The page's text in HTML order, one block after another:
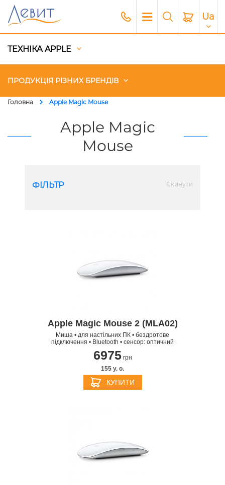
Ua
ТЕХНІКА APPLE
ПРОДУКЦІЯ РІЗНИХ БРЕНДІВ
Головна Apple Magic Mouse
Apple Magic
Mouse
ФІЛЬТР Скинути
Apple Magic Mouse 2 (MLA02)
Миша • для настільних ПК • бездротове
підключення • Bluetooth • сенсор: оптичний
6975грн
155 y. о.
КУПИТИ